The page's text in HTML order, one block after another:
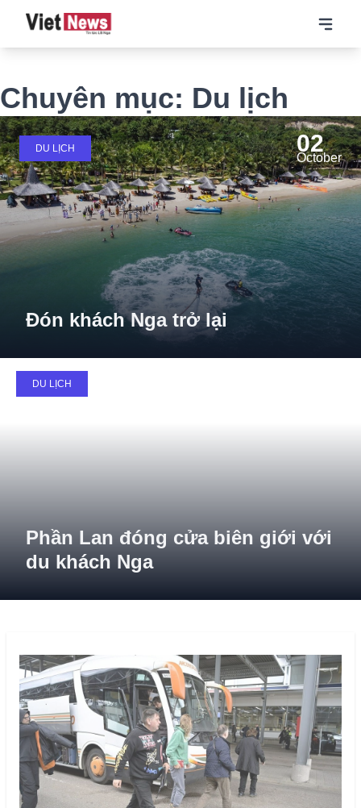
Chuyên mục: Du lịch
DU LỊCH 02
October
Đón khách Nga trở lại
DU LỊCH
Phần Lan đóng cửa biên giới với
du khách Nga